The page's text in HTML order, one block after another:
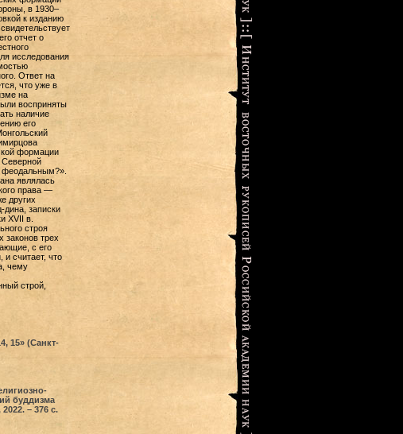
в 1930–
к изданию
отчет о
исследования
Ответ на
что уже в
на
восприняты
наличие
его
формации
Северной
феодальным?».
являлась
права —
других
дина, записки
XVII в.
строя
законов трех
с его
считает, что
чему
строй,
15» (Санкт-
буддизма
– 376 с.